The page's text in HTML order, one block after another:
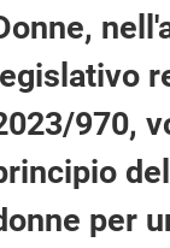
legislativo
970,
per